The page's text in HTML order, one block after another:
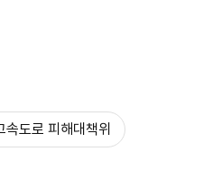
속도로 피해대책위